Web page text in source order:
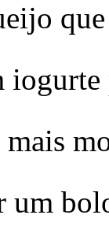
um